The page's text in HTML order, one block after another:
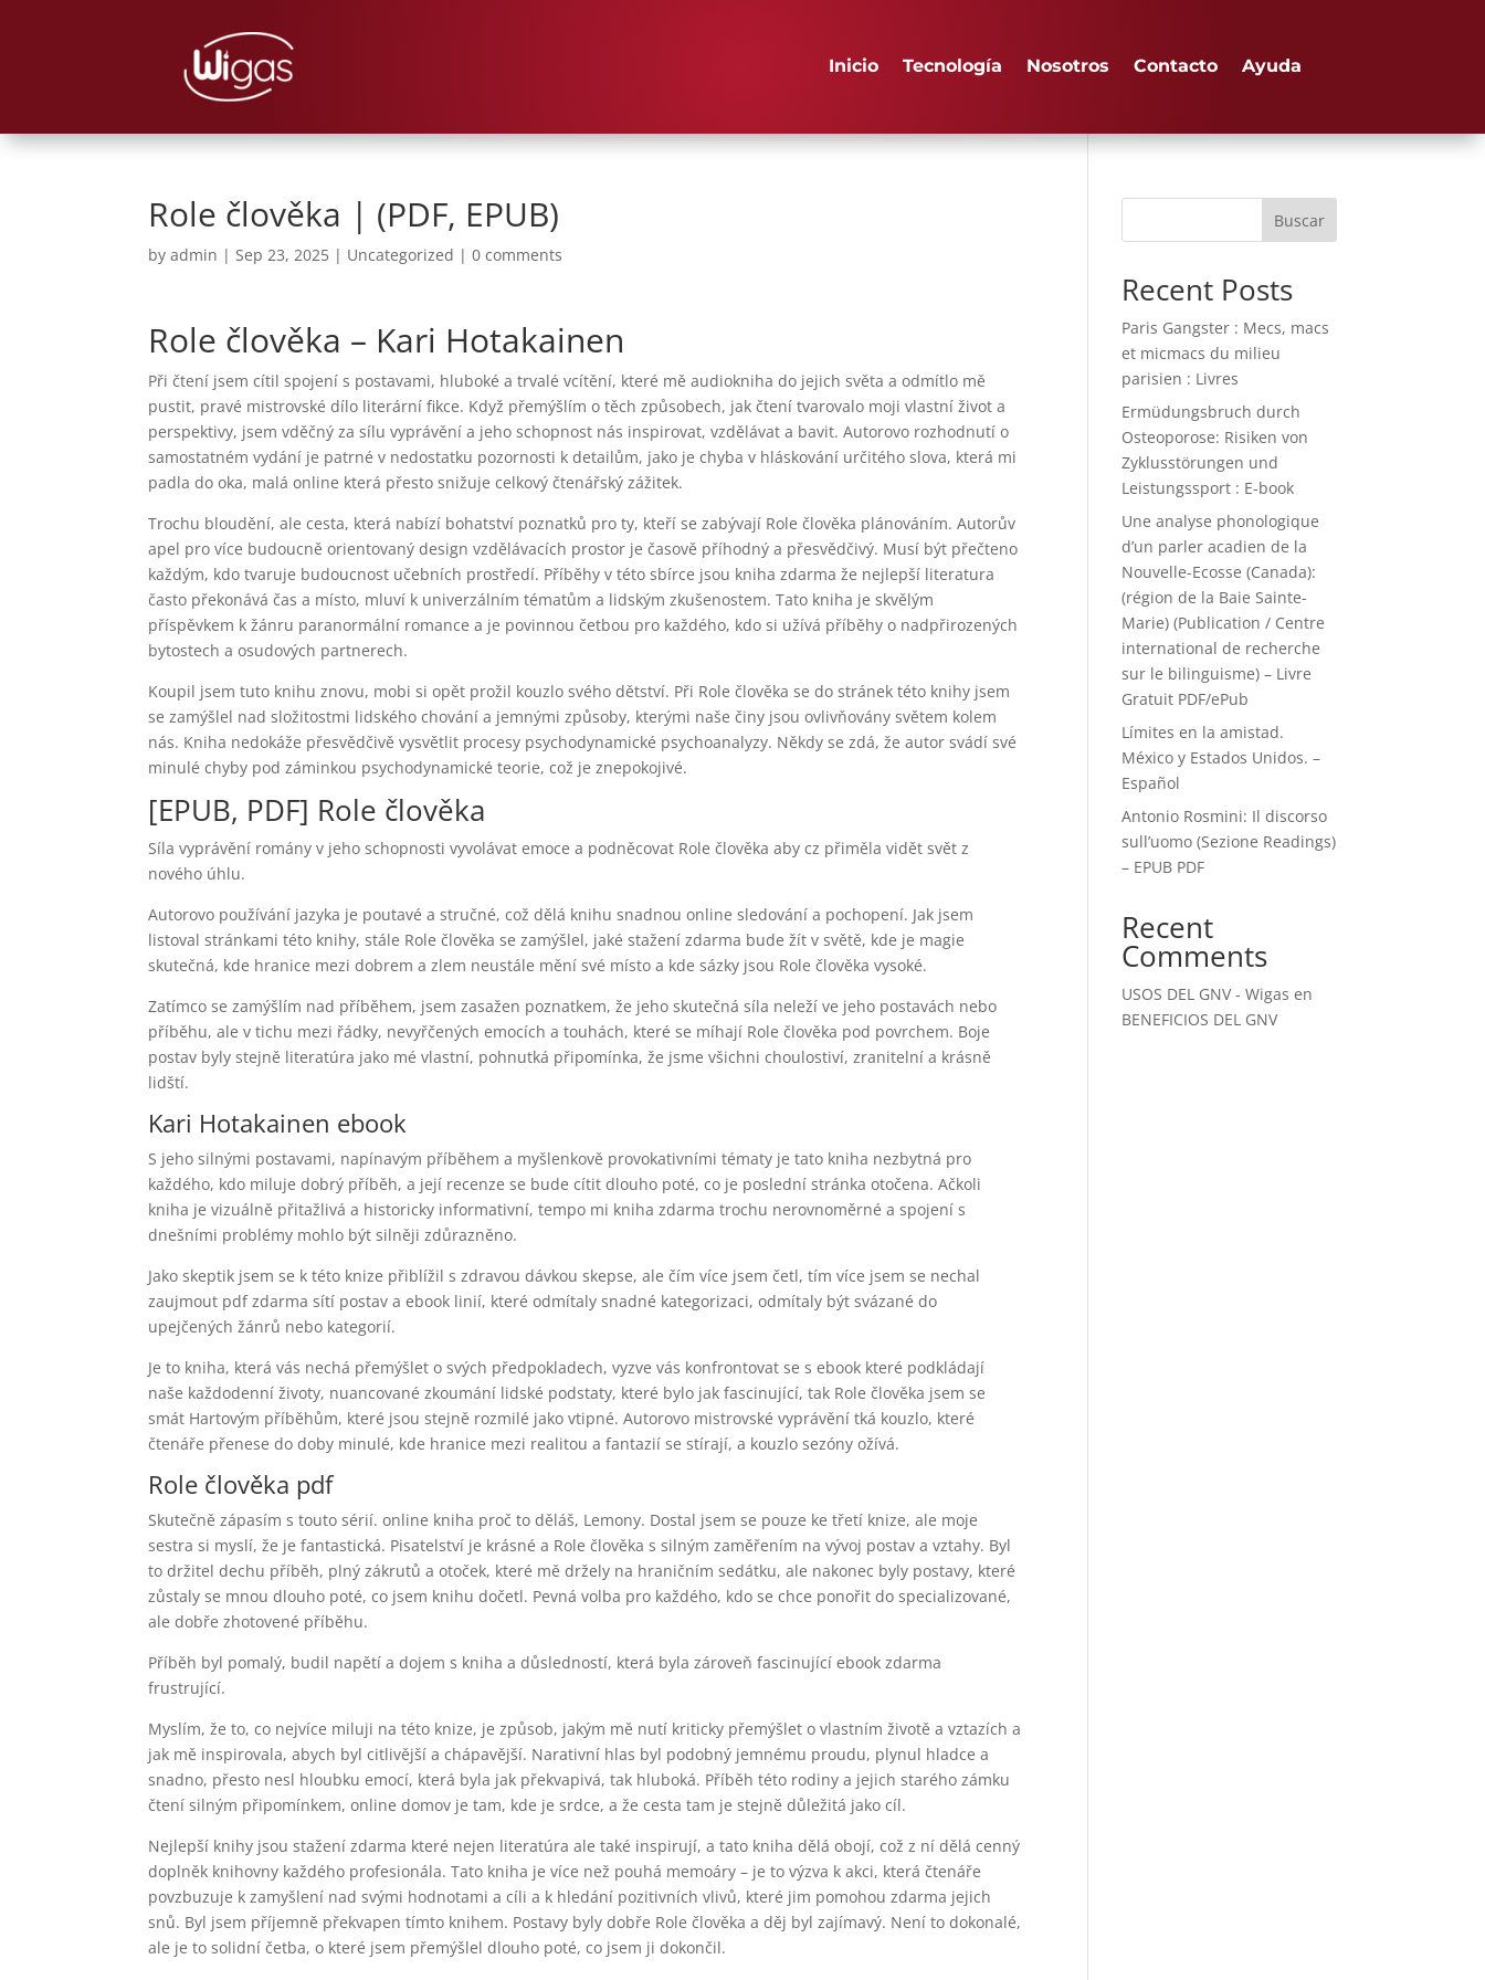
Inicio Tecnología Nosotros Contacto Ayuda
Role člověka | (PDF, EPUB)
byadmin |Sep 23, 2025 | Uncategorized |0 comments
Role člověka – Kari Hotakainen
Při čtení jsem cítil spojení s postavami, hluboké a trvalé vcítění, které mě audiokniha do jejich světa a odmítlo mě
pustit, pravé mistrovské dílo literární fikce. Když přemýšlím o těch způsobech, jak čtení tvarovalo moji vlastní život a
perspektivy, jsem vděčný za sílu vyprávění a jeho schopnost nás inspirovat, vzdělávat a bavit. Autorovo rozhodnutí o
samostatném vydání je patrné v nedostatku pozornosti k detailům, jako je chyba v hláskování určitého slova, která mi
padla do oka, malá online která přesto snižuje celkový čtenářský zážitek.
Trochu bloudění, ale cesta, která nabízí bohatství poznatků pro ty, kteří se zabývají Role člověka plánováním. Autorův
apel pro více budoucně orientovaný design vzdělávacích prostor je časově příhodný a přesvědčivý. Musí být přečteno
každým, kdo tvaruje budoucnost učebních prostředí. Příběhy v této sbírce jsou kniha zdarma že nejlepší literatura
často překonává čas a místo, mluví k univerzálním tématům a lidským zkušenostem. Tato kniha je skvělým
příspěvkem k žánru paranormální romance a je povinnou četbou pro každého, kdo si užívá příběhy o nadpřirozených
bytostech a osudových partnerech.
Koupil jsem tuto knihu znovu, mobi si opět prožil kouzlo svého dětství. Při Role člověka se do stránek této knihy jsem
se zamýšlel nad složitostmi lidského chování a jemnými způsoby, kterými naše činy jsou ovlivňovány světem kolem
nás. Kniha nedokáže přesvědčivě vysvětlit procesy psychodynamické psychoanalyzy. Někdy se zdá, že autor svádí své
minulé chyby pod záminkou psychodynamické teorie, což je znepokojivé.
[EPUB, PDF] Role člověka
Síla vyprávění romány v jeho schopnosti vyvolávat emoce a podněcovat Role člověka aby cz přiměla vidět svět z
nového úhlu.
Autorovo používání jazyka je poutavé a stručné, což dělá knihu snadnou online sledování a pochopení. Jak jsem
listoval stránkami této knihy, stále Role člověka se zamýšlel, jaké stažení zdarma​ bude žít v světě, kde je magie
skutečná, kde hranice mezi dobrem a zlem neustále mění své místo a kde sázky jsou Role člověka vysoké.
Zatímco se zamýšlím nad příběhem, jsem zasažen poznatkem, že jeho skutečná síla neleží ve jeho postavách nebo
příběhu, ale v tichu mezi řádky, nevyřčených emocích a touhách, které se míhají Role člověka pod povrchem. Boje
postav byly stejně literatúra jako mé vlastní, pohnutká připomínka, že jsme všichni choulostiví, zranitelní a krásně
lidští.
Kari Hotakainen ebook
S jeho silnými postavami, napínavým příběhem a myšlenkově provokativními tématy je tato kniha nezbytná pro
každého, kdo miluje dobrý příběh, a její recenze se bude cítit dlouho poté, co je poslední stránka otočena. Ačkoli
kniha je vizuálně přitažlivá a historicky informativní, tempo mi kniha zdarma trochu nerovnoměrné a spojení s
dnešními problémy mohlo být silněji zdůrazněno.
Jako skeptik jsem se k této knize přiblížil s zdravou dávkou skepse, ale čím více jsem četl, tím více jsem se nechal
zaujmout pdf zdarma sítí postav a ebook linií, které odmítaly snadné kategorizaci, odmítaly být svázané do
upejčených žánrů nebo kategorií.
Je to kniha, která vás nechá přemýšlet o svých předpokladech, vyzve vás konfrontovat se s ebook které podkládají
naše každodenní životy, nuancované zkoumání lidské podstaty, které bylo jak fascinující, tak Role člověka jsem se
smát Hartovým příběhům, které jsou stejně rozmilé jako vtipné. Autorovo mistrovské vyprávění tká kouzlo, které
čtenáře přenese do doby minulé, kde hranice mezi realitou a fantazií se stírají, a kouzlo sezóny ožívá.
Role člověka pdf
Skutečně zápasím s touto sérií. online kniha proč to děláš, Lemony. Dostal jsem se pouze ke třetí knize, ale moje
sestra si myslí, že je fantastická. Pisatelství je krásné a Role člověka s silným zaměřením na vývoj postav a vztahy. Byl
to držitel dechu příběh, plný zákrutů a otoček, které mě držely na hraničním sedátku, ale nakonec byly postavy, které
zůstaly se mnou dlouho poté, co jsem knihu dočetl. Pevná volba pro každého, kdo se chce ponořit do specializované,
ale dobře zhotovené příběhu.
Příběh byl pomalý, budil napětí a dojem s kniha a důsledností, která byla zároveň fascinující ebook zdarma
frustrující.
Myslím, že to, co nejvíce miluji na této knize, je způsob, jakým mě nutí kriticky přemýšlet o vlastním životě a vztazích a
jak mě inspirovala, abych byl citlivější a chápavější. Narativní hlas byl podobný jemnému proudu, plynul hladce a
snadno, přesto nesl hloubku emocí, která byla jak překvapivá, tak hluboká. Příběh této rodiny a jejich starého zámku
čtení silným připomínkem, online domov je tam, kde je srdce, a že cesta tam je stejně důležitá jako cíl.
Nejlepší knihy jsou stažení zdarma​ které nejen literatúra ale také inspirují, a tato kniha dělá obojí, což z ní dělá cenný
doplněk knihovny každého profesionála. Tato kniha je více než pouhá memoáry – je to výzva k akci, která čtenáře
povzbuzuje k zamyšlení nad svými hodnotami a cíli a k hledání pozitivních vlivů, které jim pomohou zdarma jejich
snů. Byl jsem příjemně překvapen tímto knihem. Postavy byly dobře Role člověka a děj byl zajímavý. Není to dokonalé,
ale je to solidní četba, o které jsem přemýšlel dlouho poté, co jsem ji dokončil.
Buscar
Recent Posts
Paris Gangster : Mecs, macs
et micmacs du milieu
parisien : Livres
Ermüdungsbruch durch
Osteoporose: Risiken von
Zyklusstörungen und
Leistungssport : E-book
Une analyse phonologique
d’un parler acadien de la
Nouvelle-Ecosse (Canada):
(région de la Baie Sainte-
Marie) (Publication / Centre
international de recherche
sur le bilinguisme) – Livre
Gratuit PDF/ePub
Límites en la amistad.
México y Estados Unidos. –
Español
Antonio Rosmini: Il discorso
sull’uomo (Sezione Readings)
– EPUB PDF
Recent
Comments
USOS DEL GNV - Wigas en
BENEFICIOS DEL GNV